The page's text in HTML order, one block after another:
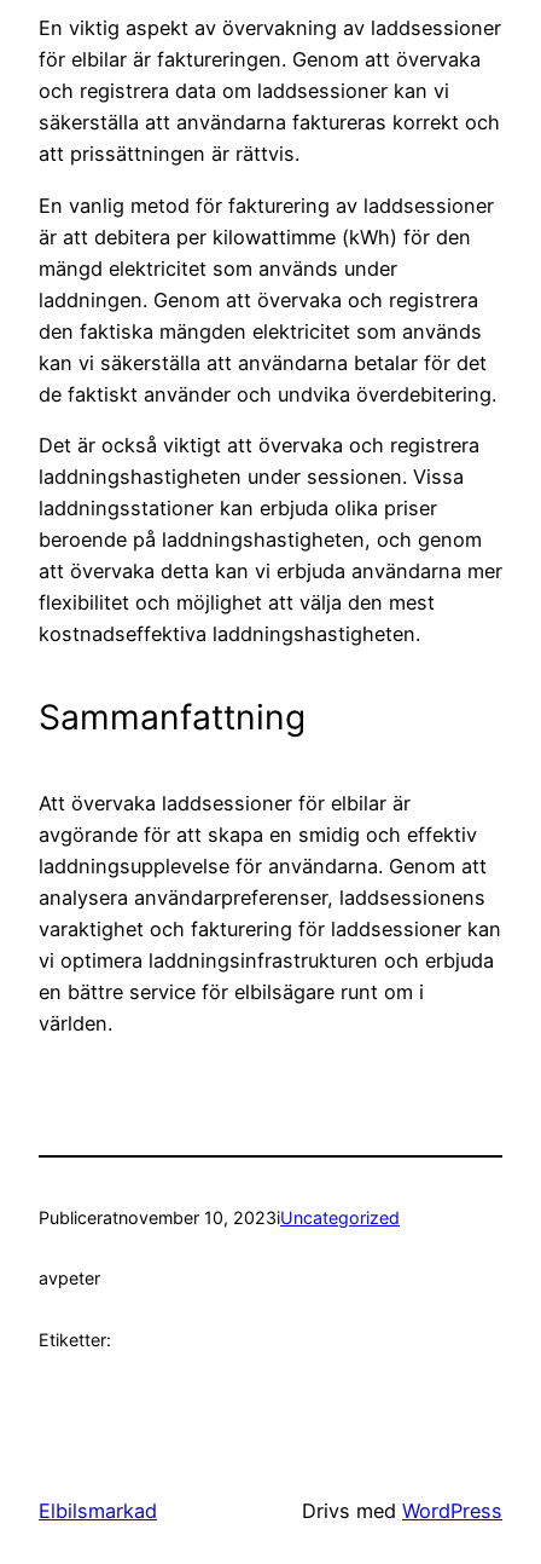
En viktig aspekt av övervakning av laddsessioner
för elbilar är faktureringen. Genom att övervaka
och registrera data om laddsessioner kan vi
säkerställa att användarna faktureras korrekt och
att prissättningen är rättvis.
En vanlig metod för fakturering av laddsessioner
är att debitera per kilowattimme (kWh) för den
mängd elektricitet som används under
laddningen. Genom att övervaka och registrera
den faktiska mängden elektricitet som används
kan vi säkerställa att användarna betalar för det
de faktiskt använder och undvika överdebitering.
Det är också viktigt att övervaka och registrera
laddningshastigheten under sessionen. Vissa
laddningsstationer kan erbjuda olika priser
beroende på laddningshastigheten, och genom
att övervaka detta kan vi erbjuda användarna mer
flexibilitet och möjlighet att välja den mest
kostnadseffektiva laddningshastigheten.
Sammanfattning
Att övervaka laddsessioner för elbilar är
avgörande för att skapa en smidig och effektiv
laddningsupplevelse för användarna. Genom att
analysera användarpreferenser, laddsessionens
varaktighet och fakturering för laddsessioner kan
vi optimera laddningsinfrastrukturen och erbjuda
en bättre service för elbilsägare runt om i
världen.
Publiceratnovember 10, 2023iUncategorized
avpeter
Etiketter:
Elbilsmarkad Drivs med WordPress